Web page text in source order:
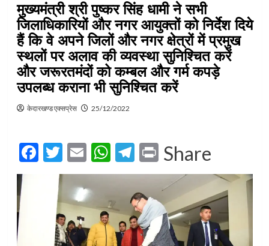
मुख्यमंत्री श्री पुष्कर सिंह धामी ने सभी
जिलाधिकारियों और नगर आयुक्तों को निर्देश दिये
हैं कि वे अपने जिलों और नगर क्षेत्रों में प्रमुख
स्थलों पर अलाव की व्यवस्था सुनिश्चित करें
और जरूरतमंदों को कम्बल और गर्म कपड़े
उपलब्ध कराना भी सुनिश्चित करें
केदारखण्ड एक्सप्रेस 25/12/2022
Facebook
Twitter
EmailWhatsApp
Telegram
Print
Share